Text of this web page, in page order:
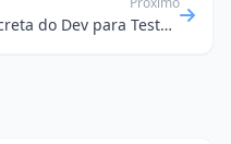
E-mail Temporário: A Arma Secreta do Dev para Testes e Privacidade Online